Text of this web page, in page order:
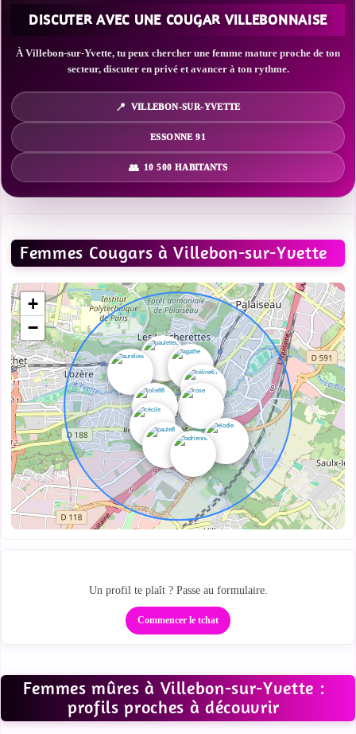
DISCUTER AVEC UNE COUGAR VILLEBONNAISE
À Villebon-sur-Yvette, tu peux chercher une femme mature proche de ton
secteur, discuter en privé et avancer à ton rythme.
VILLEBON-SUR-YVETTE
ESSONNE 91
10 500 HABITANTS
Femmes Cougars à Villebon-sur-Yvette
+
−
Un profil te plaît ? Passe au formulaire.
Commencer le tchat
Femmes mûres à Villebon-sur-Yvette :
profils proches à découvrir
VOIR LES PHOTOS